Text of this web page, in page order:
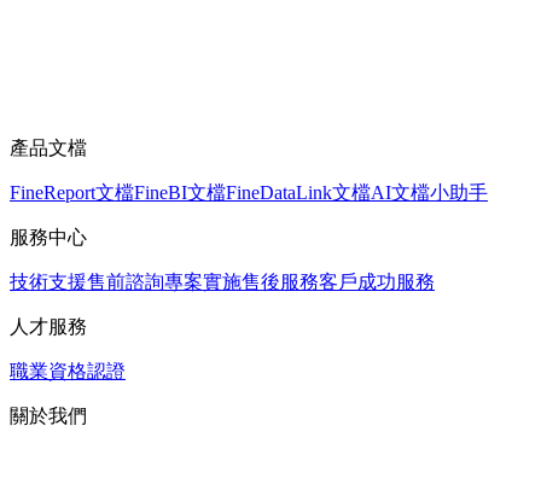
產品文檔
FineReport文檔FineBI文檔FineDataLink文檔AI文檔小助手
服務中心
技術支援售前諮詢專案實施售後服務客戶成功服務
人才服務
職業資格認證
關於我們